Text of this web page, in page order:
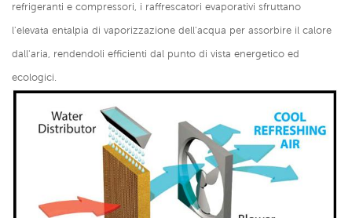
refrigeranti e compressori, i raffrescatori evaporativi sfruttano
l'elevata entalpia di vaporizzazione dell'acqua per assorbire il calore
dall'aria, rendendoli efficienti dal punto di vista energetico ed
ecologici.